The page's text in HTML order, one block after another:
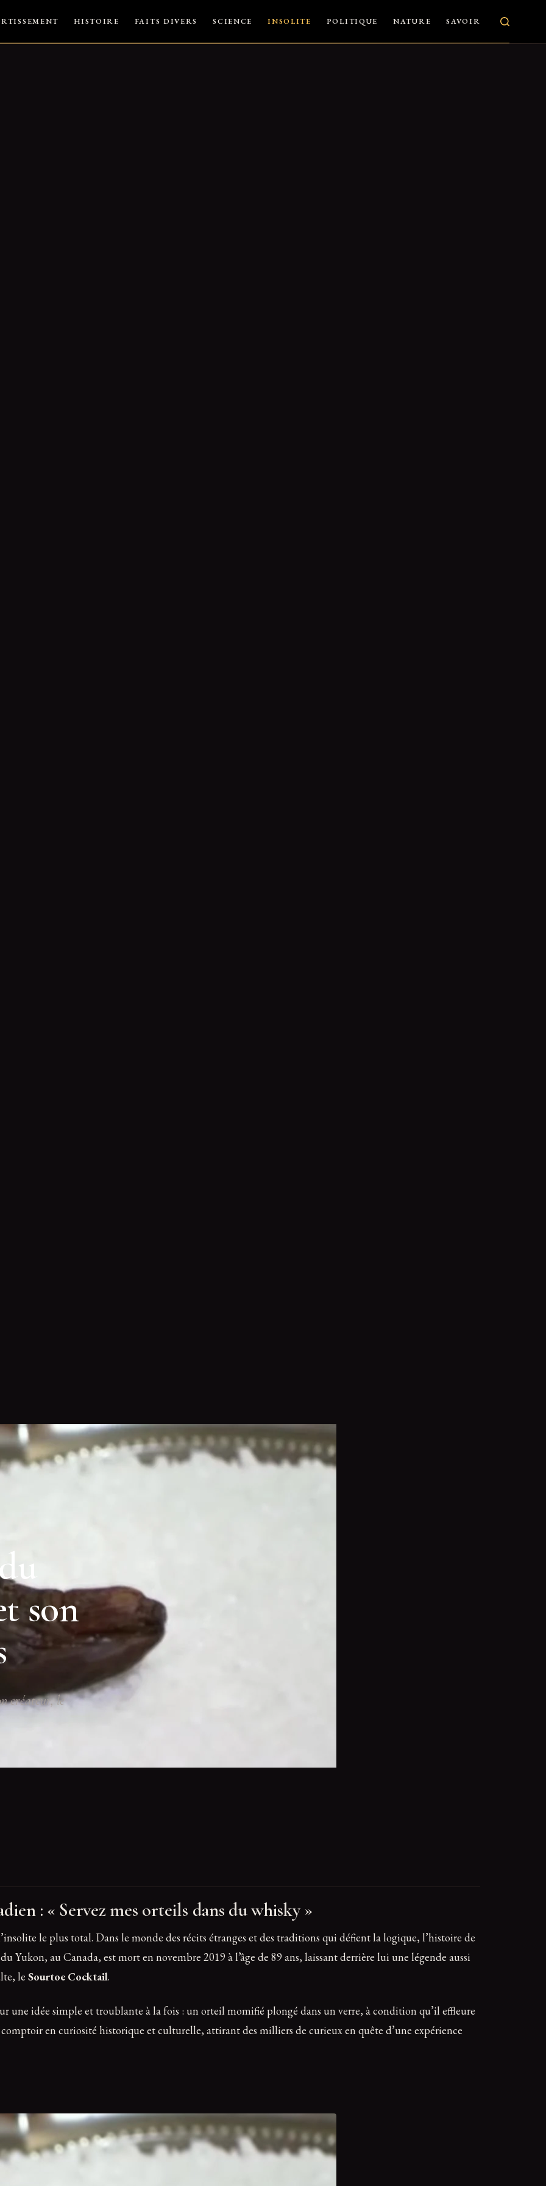
HISTOIRE FAITS DIVERS SCIENCE INSOLITE POLITIQUE NATURE SAVOIR
son
créateur, le
: « Servez mes orteils dans du whisky »
le plus total. Dans le monde des récits étranges et des traditions qui défient la logique, l’histoire de
Yukon, au Canada, est mort en novembre 2019 à l’âge de 89 ans, laissant derrière lui une légende aussi
le Sourtoe Cocktail.
une idée simple et troublante à la fois : un orteil momifié plongé dans un verre, à condition qu’il effleure
en curiosité historique et culturelle, attirant des milliers de curieux en quête d’une expérience